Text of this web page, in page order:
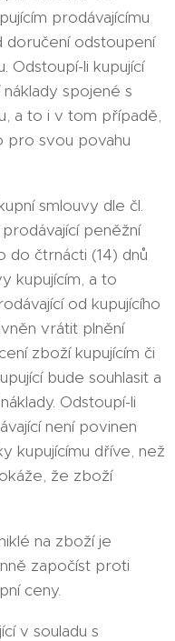
prodávajícímu
doručení odstoupení
Odstoupí-li kupující
spojené s
a to i v tom případě,
pro svou povahu
smlouvy dle čl.
peněžní
do čtrnácti (14) dnů
kupujícím, a to
od kupujícího
vrátit plnění
zboží kupujícím či
bude souhlasit a
Odstoupí-li
není povinen
kupujícímu dříve, než
že zboží
na zboží je
započíst proti
ceny.
v souladu s